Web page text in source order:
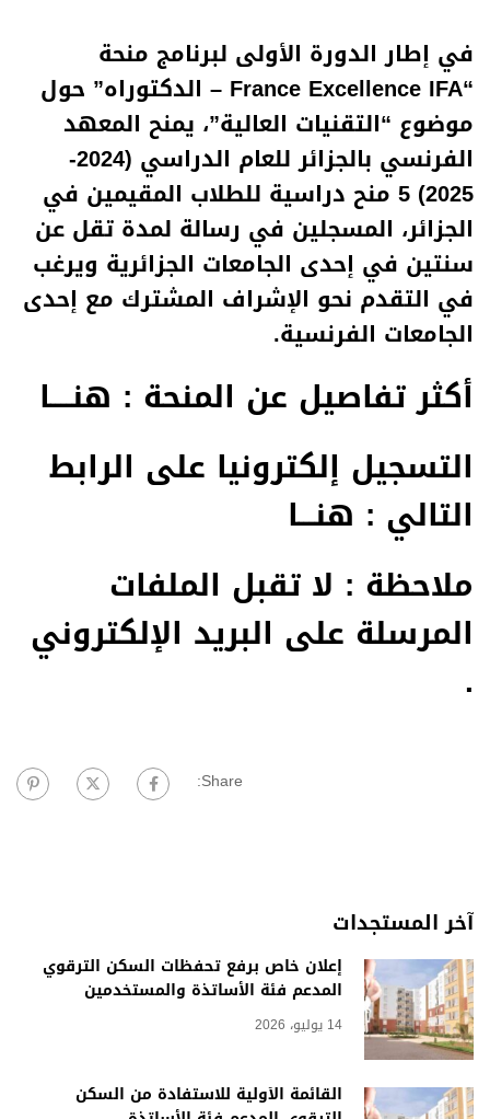
في إطار الدورة الأولى لبرنامج منحة
“France Excellence IFA – الدكتوراه” حول
موضوع “التقنيات العالية”، يمنح المعهد
الفرنسي بالجزائر للعام الدراسي (2024-
2025) 5 منح دراسية للطلاب المقيمين في
الجزائر، المسجلين في رسالة لمدة تقل عن
سنتين في إحدى الجامعات الجزائرية ويرغب
في التقدم نحو الإشراف المشترك مع إحدى
الجامعات الفرنسية.
أكثر تفاصيل عن المنحة : هنــــا
التسجيل إلكترونيا على الرابط
التالي : هنـــا
ملاحظة : لا تقبل الملفات
المرسلة على البريد الإلكتروني
.
Share:
آخر المستجدات
إعلان خاص برفع تحفظات السكن الترقوي
المدعم فئة الأساتذة والمستخدمين
14 يوليو، 2026
القائمة الأولية للاستفادة من السكن